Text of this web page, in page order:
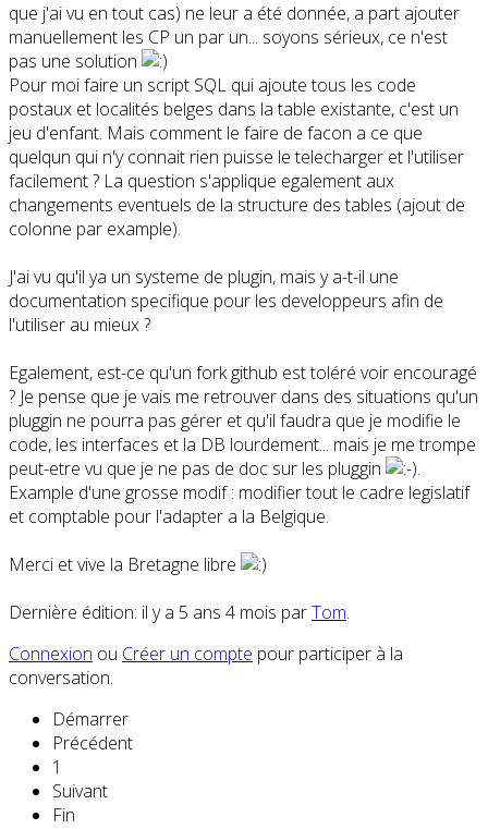
que j'ai vu en tout cas) ne leur a été donnée, a part ajouter
manuellement les CP un par un... soyons sérieux, ce n'est
pas une solution
Pour moi faire un script SQL qui ajoute tous les code
postaux et localités belges dans la table existante, c'est un
jeu d'enfant. Mais comment le faire de facon a ce que
quelqun qui n'y connait rien puisse le telecharger et l'utiliser
facilement ? La question s'applique egalement aux
changements eventuels de la structure des tables (ajout de
colonne par example).
J'ai vu qu'il ya un systeme de plugin, mais y a-t-il une
documentation specifique pour les developpeurs afin de
l'utiliser au mieux ?
Egalement, est-ce qu'un fork github est toléré voir encouragé
? Je pense que je vais me retrouver dans des situations qu'un
pluggin ne pourra pas gérer et qu'il faudra que je modifie le
code, les interfaces et la DB lourdement... mais je me trompe
peut-etre vu que je ne pas de doc sur les pluggin
.
Example d'une grosse modif : modifier tout le cadre legislatif
et comptable pour l'adapter a la Belgique.
Merci et vive la Bretagne libre
Dernière édition: il y a 5 ans 4 mois parTom.
Connexion ou Créer un compte pour participer à la
conversation.
Démarrer
Précédent
1
Suivant
Fin